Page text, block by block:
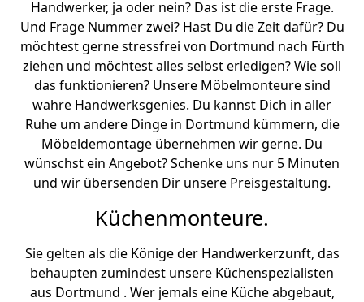
Handwerker, ja oder nein? Das ist die erste Frage.
Und Frage Nummer zwei? Hast Du die Zeit dafür? Du
möchtest gerne stressfrei von Dortmund nach Fürth
ziehen und möchtest alles selbst erledigen? Wie soll
das funktionieren? Unsere Möbelmonteure sind
wahre Handwerksgenies. Du kannst Dich in aller
Ruhe um andere Dinge in Dortmund kümmern, die
Möbeldemontage übernehmen wir gerne. Du
wünschst ein Angebot? Schenke uns nur 5 Minuten
und wir übersenden Dir unsere Preisgestaltung.
Küchenmonteure.
Sie gelten als die Könige der Handwerkerzunft, das
behaupten zumindest unsere Küchenspezialisten
aus Dortmund . Wer jemals eine Küche abgebaut,